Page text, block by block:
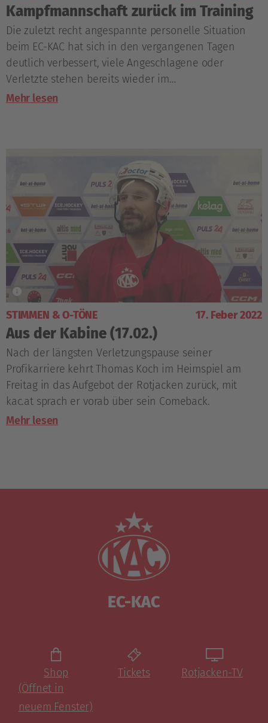
Kampfmannschaft zurück im Training
Die zuletzt recht angespannte personelle Situation
beim EC-KAC hat sich in den vergangenen Tagen
deutlich verbessert, viele Angeschlagene oder
Verletzte stehen bereits wieder im
Mannschaftstraining oder kurz vor einer Rückkehr.
Mehr lesen
STIMMEN & O-TÖNE 17. Feber 2022
Aus der Kabine (17.02.)
Nach der längsten Verletzungspause seiner
Profikarriere kehrt Thomas Koch im Heimspiel am
Freitag in das Aufgebot der Rotjacken zurück, mit
kac.at sprach er vorab über sein Comeback.
Mehr lesen
EC-KAC
Shop
(Öffnet in
neuem Fenster)
Tickets Rotjacken-TV